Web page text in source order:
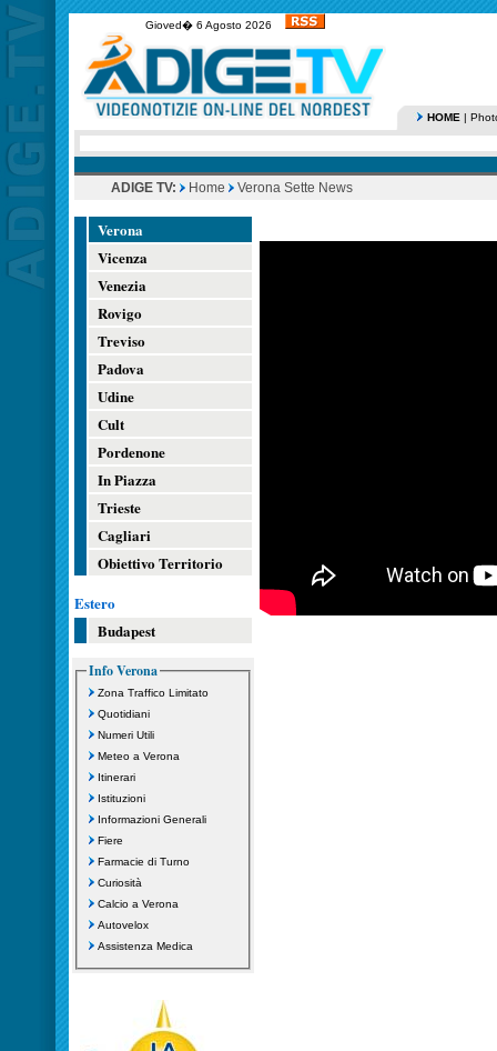
Gioved� 6 Agosto 2026
HOME |
ADIGE TV: Home Verona Sette News
Verona
Vicenza
Venezia
Rovigo
Treviso
Padova
Udine
Cult
Pordenone
In Piazza
Trieste
Cagliari
Obiettivo Territorio
Estero
Budapest
Info Verona
Zona Traffico Limitato
Quotidiani
Numeri Utili
Meteo a Verona
Itinerari
Istituzioni
Informazioni Generali
Fiere
Farmacie di Turno
Curiosità
Calcio a Verona
Autovelox
Assistenza Medica